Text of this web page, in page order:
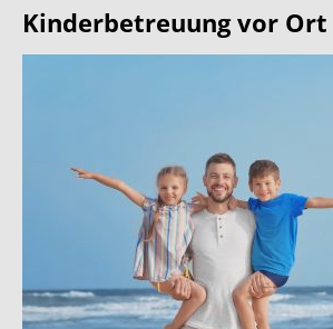
Kinderbetreuung vor Ort